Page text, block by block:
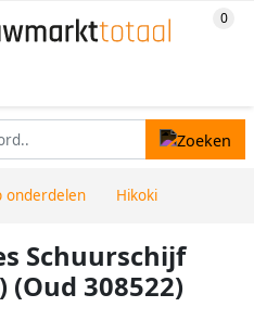
onderdelen Hikoki
Schuurschijf
(Oud 308522)